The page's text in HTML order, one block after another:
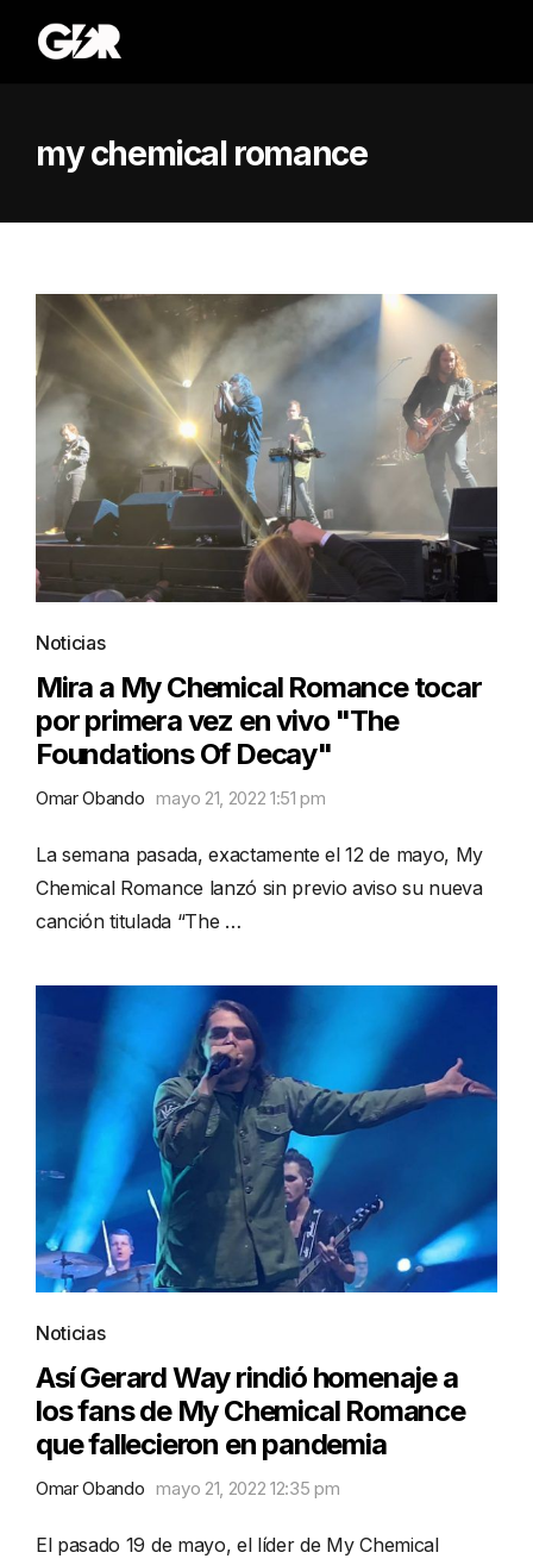
my chemical romance
Noticias
Mira a My Chemical Romance tocar
por primera vez en vivo "The
Foundations Of Decay"
Omar Obando mayo 21, 2022 1:51 pm
La semana pasada, exactamente el 12 de mayo, My
Chemical Romance lanzó sin previo aviso su nueva
canción titulada “The …
Noticias
Así Gerard Way rindió homenaje a
los fans de My Chemical Romance
que fallecieron en pandemia
Omar Obando mayo 21, 2022 12:35 pm
El pasado 19 de mayo, el líder de My Chemical